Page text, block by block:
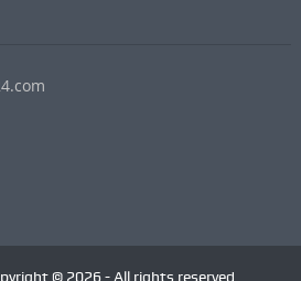
© 2026 - All rights reserved